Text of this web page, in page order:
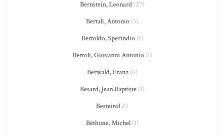
Bernstein, Leonard(27)
Bertali, Antonio (3)
Bertoldo, Sperindio(1)
Bertoli, Giovanni Antonio(1)
Berwald, Franz(6)
Besard, Jean Baptiste(1)
Besteirol (1)
Béthune, Michel(1)